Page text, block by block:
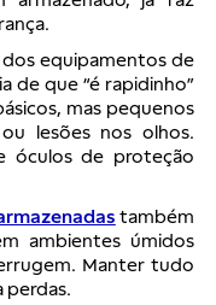
equipamentos de
de que “é rapidinho”
mas pequenos
lesões nos olhos.
óculos de proteção
também
ambientes úmidos
Manter tudo
perdas.